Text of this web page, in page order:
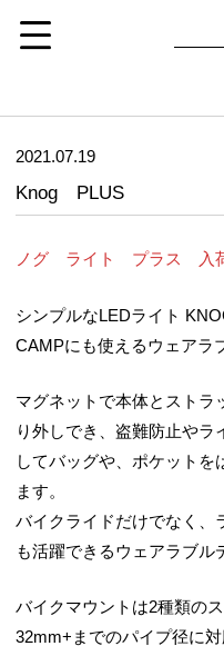
2021.07.19
Knog PLUS
ノグ ライト プラス 入荷
シンプルなLEDライト
CAMPにも使えるウェアラ
マグネットで本体とストラ
り外しでき、盗難防止や
してバッグや、ポケットを
ます。
バイクライドだけでなく、
も活躍できるウェアラブル
バイクマウントは2種類の
32mm+までのパイプ径に